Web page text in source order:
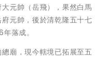
元帥（岳飛），果然白馬
元帥，後於清乾隆五十七
落成。
廟，現今轄境已拓展至五